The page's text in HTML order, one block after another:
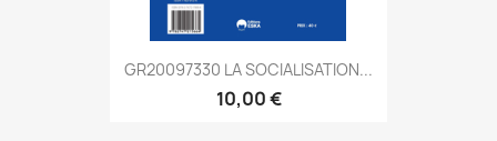
GR20097330 LA SOCIALISATION...
10,00 €